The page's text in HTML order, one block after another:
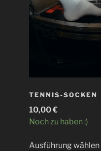
TENNIS-SOCKEN
10,00€
Noch zu haben :)
Ausführung wählen